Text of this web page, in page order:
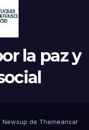
la paz y
Newsup de Themeansar